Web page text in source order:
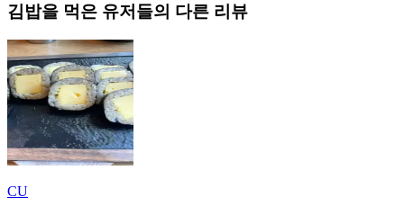
김밥을 먹은 유저들의 다른 리뷰
CU